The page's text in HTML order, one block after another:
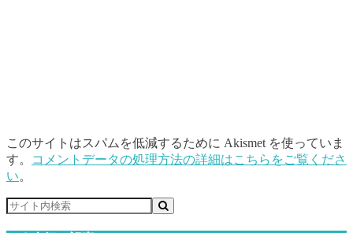
このサイトはスパムを低減するために Akismet を使っていま
す。
コメントデータの処理方法の詳細はこちらをご覧くださ
い。